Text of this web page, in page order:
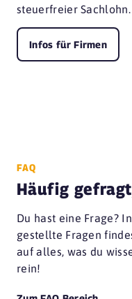
steuerfreier Sachlohn.
Infos für Firmen
FAQ
Häufig
Du hast eine Frage?
gestellte Fragen
auf alles, was du
rein!